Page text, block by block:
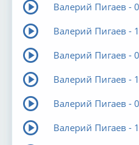
Валерий Пигаев -
Валерий Пигаев -
Валерий Пигаев -
Валерий Пигаев -
Валерий Пигаев -
Валерий Пигаев -